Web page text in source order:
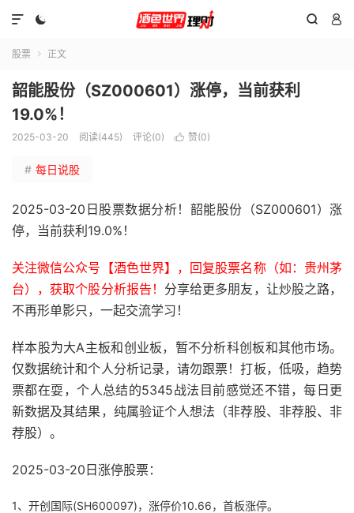
  

股票  正文
韶能股份（SZ000601）涨停，当前获利
19.0%！
2025-03-20 阅读(445) 评论(0)  赞(0)
# 每日说股
2025-03-20日股票数据分析！韶能股份（SZ000601）涨
停，当前获利19.0%！
关注微信公众号【酒色世界】，回复股票名称（如：贵州茅
台），获取个股分析报告！ 分享给更多朋友，让炒股之路，
不再形单影只，一起交流学习！
样本股为大A主板和创业板，暂不分析科创板和其他市场。
仅数据统计和个人分析记录，请勿跟票！打板，低吸，趋势
票都在耍，个人总结的5345战法目前感觉还不错，每日更
新数据及其结果，纯属验证个人想法（非荐股、非荐股、非
荐股）。
2025-03-20日涨停股票：
1、开创国际(SH600097)，涨停价10.66，首板涨停。